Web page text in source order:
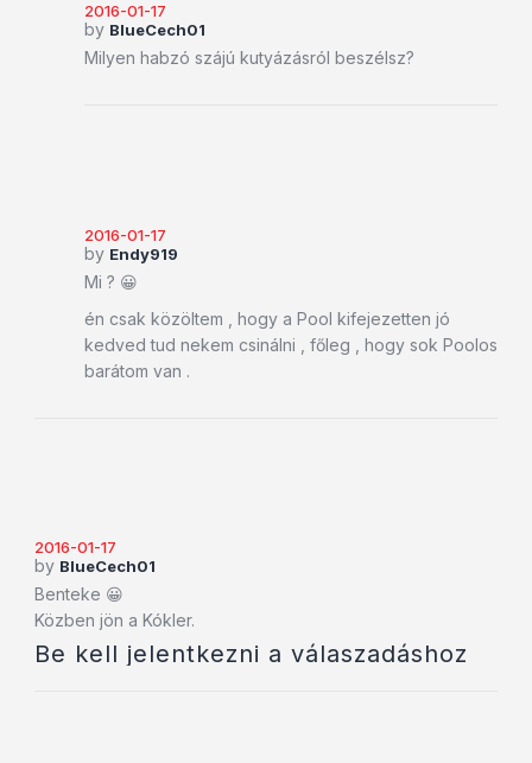
2016-01-17
by BlueCech01
Milyen habzó szájú kutyázásról beszélsz?
2016-01-17
by Endy919
Mi ? 😀
én csak közöltem , hogy a Pool kifejezetten jó
kedved tud nekem csinálni , főleg , hogy sok Poolos
barátom van .
2016-01-17
by BlueCech01
Benteke 😀
Közben jön a Kókler.
Be kell jelentkezni a válaszadáshoz